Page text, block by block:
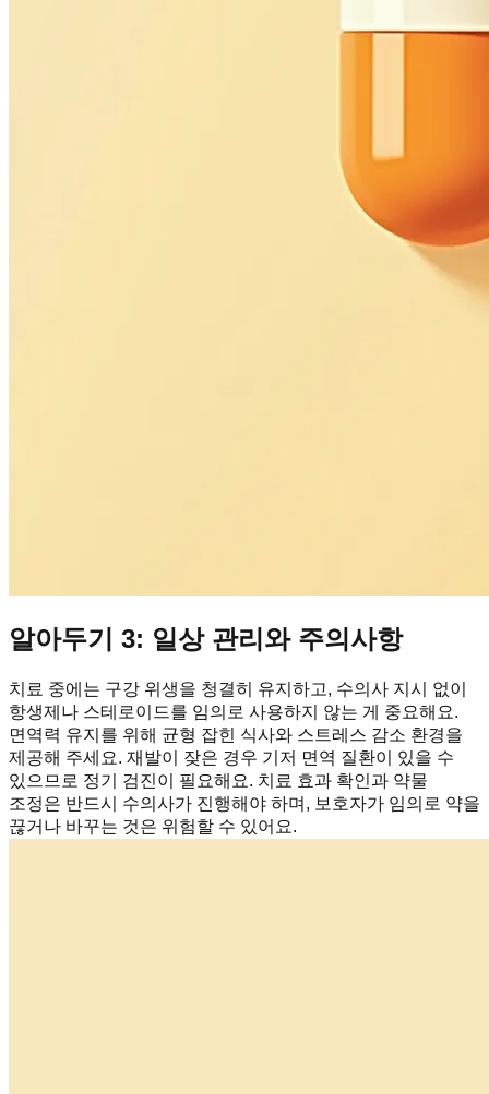
알아두기 3: 일상 관리와 주의사항
치료 중에는 구강 위생을 청결히 유지하고, 수의사 지시 없이
항생제나 스테로이드를 임의로 사용하지 않는 게 중요해요.
면역력 유지를 위해 균형 잡힌 식사와 스트레스 감소 환경을
제공해 주세요. 재발이 잦은 경우 기저 면역 질환이 있을 수
있으므로 정기 검진이 필요해요. 치료 효과 확인과 약물
조정은 반드시 수의사가 진행해야 하며, 보호자가 임의로 약을
끊거나 바꾸는 것은 위험할 수 있어요.